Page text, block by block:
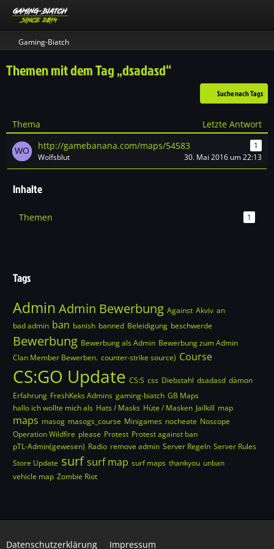
Gaming-Biatch
Themen mit dem Tag „dsadasd“
Suche nach Tags
Thema
Letzte Antwort
http://gamebanana.com/maps/54583
1
Wolfsblut
30. Mai 2016 um 22:13
Inhalte
Themen 1
Tags
Admin Admin Bewerbung Against Akviv an
bad admin ban banish banned Beleidigung beschwerde
Bewerbung Bewerbung als Admin Bewerbung zum Admin
Clan Member Bewerben. counter-strike source) Course
CS:GO Update CS:S css Diebstahl dsadasd dämon
Erfahrung FreshKeks Admins gaming-biatch GB Maps
hallo ich wollte mich als Hats / Masks Hüte / Masken Jailkill map
maps masog masogs_course Minigames nocheate Noscope
Operation Wildfire please Protest Protest against ban
pTL-Admin(gewesen) Radio remove admin Server Regeln Server Rules
Store Update surf surf map surf maps thankyou unban
vehicle map Zombie Riot
Datenschutzerklärung Impressum